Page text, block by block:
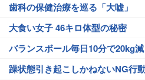
歯科の保健治療を巡る「大嘘」
大食い女子 46キロ体型の秘密
バランスボール毎日10分で20kg減
躁状態引き起こしかねないNG行